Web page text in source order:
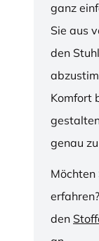
ganz
Sie aus
den
Komfort
genau
Möchten
den